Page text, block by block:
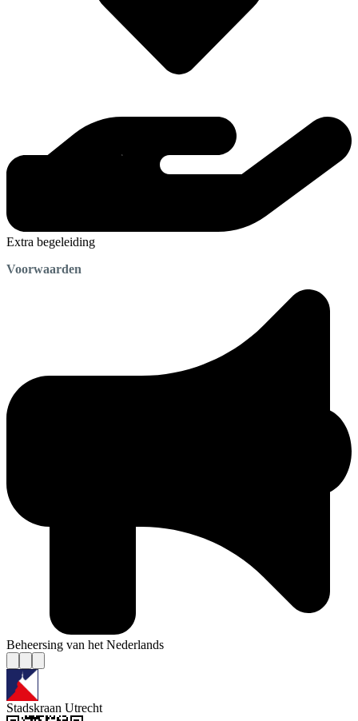
Extra begeleiding
Voorwaarden
Beheersing van het Nederlands
Stadskraan Utrecht